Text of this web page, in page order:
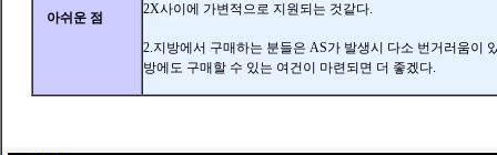
아쉬운 점
2X사이에 가변적으로 지원되는 것같다.
2.지방에서 구매하는 분들은 AS가 발생시 다소 번거러움이
방에도 구매할 수 있는 여건이 마련되면 더 좋겠다.